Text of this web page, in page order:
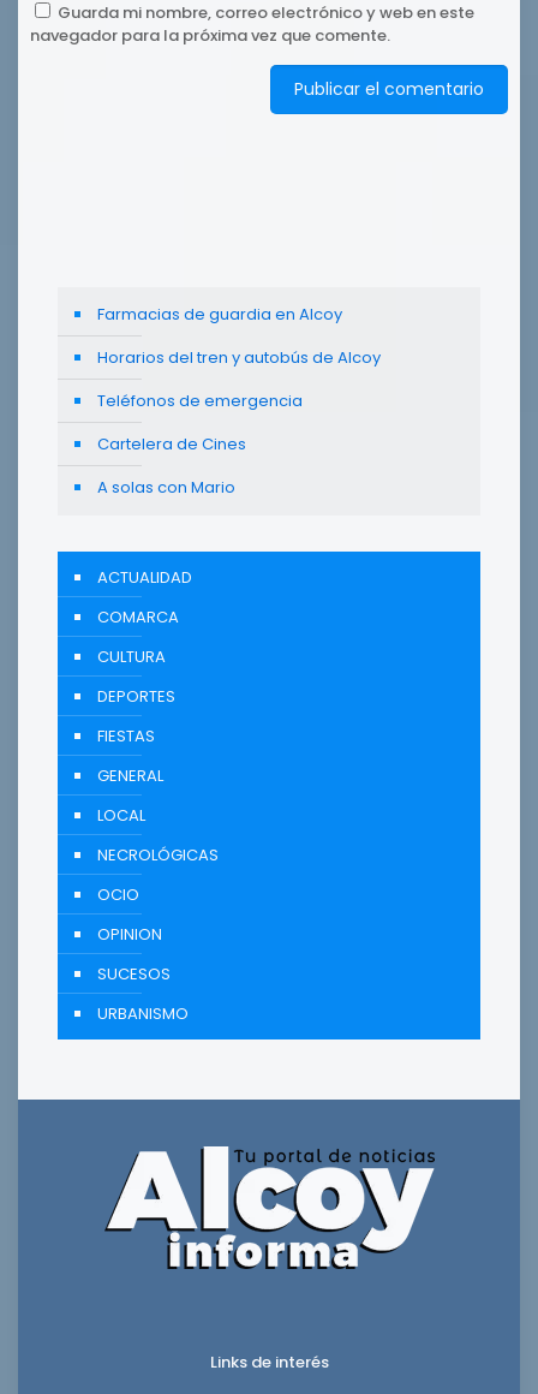
Guarda mi nombre, correo electrónico y web en este
navegador para la próxima vez que comente.
Farmacias de guardia en Alcoy
Horarios del tren y autobús de Alcoy
Teléfonos de emergencia
Cartelera de Cines
A solas con Mario
ACTUALIDAD
COMARCA
CULTURA
DEPORTES
FIESTAS
GENERAL
LOCAL
NECROLÓGICAS
OCIO
OPINION
SUCESOS
URBANISMO
Links de interés